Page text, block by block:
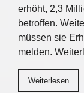
erhöht, 2,3
betroffen.
müssen sie
melden.
Weiterlesen